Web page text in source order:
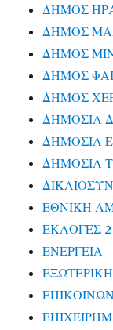
ΔΗΜΟΣ
ΔΗΜΟΣ
ΔΗΜΟΣ
ΔΗΜΟΣ
ΔΗΜΟΣ
ΔΗΜΟΣΙΑ
ΔΗΜΟΣΙΑ
ΔΗΜΟΣΙΑ
ΕΘΝΙΚΗ
ΕΚΛΟΓΕΣ
ΕΝΕΡΓΕΙΑ